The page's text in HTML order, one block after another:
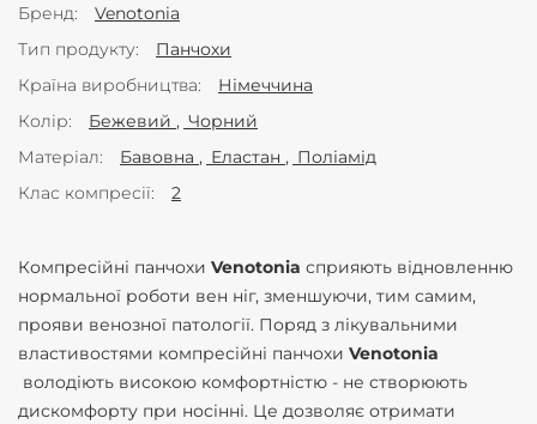
Бренд
Venotonia
Тип продукту
Панчохи
Країна виробництва
Німеччина
Колір
Бежевий
Чорний
Матеріал
Бавовна Еластан
Поліамід
Клас компресії
2
Компресійні панчохи Venotonia сприяють відновленню
нормальної роботи вен ніг, зменшуючи, тим самим,
прояви венозної патології. Поряд з лікувальними
властивостями компресійні панчохи Venotonia
володіють високою комфортністю - не створюють
дискомфорту при носінні. Це дозволяє отримати